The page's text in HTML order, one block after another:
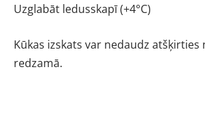
Uzglabāt ledusskapī (+4°C)
Kūkas izskats var nedaudz atšķirties
redzamā.